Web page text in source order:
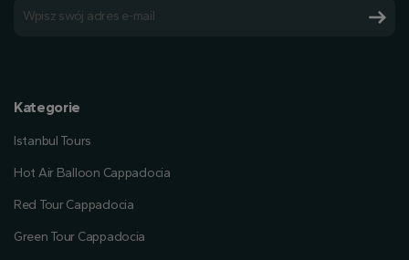
Kategorie
Istanbul Tours
Hot Air Balloon Cappadocia
Red Tour Cappadocia
Green Tour Cappadocia